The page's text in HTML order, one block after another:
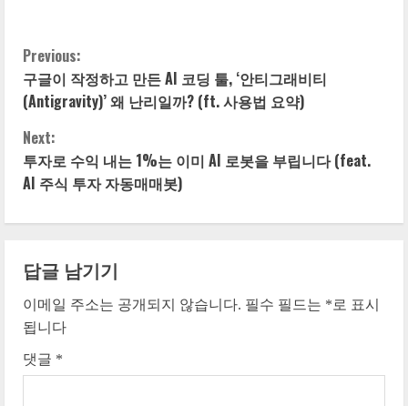
C
o
n
t
i
u
e
R
Previous:
구글이 작정하고 만든 AI 코딩 툴, ‘안티그래비티
(Antigravity)’ 왜 난리일까? (ft. 사용법 요약)
Next:
투자로 수익 내는 1%는 이미 AI 로봇을 부립니다 (feat.
AI 주식 투자 자동매매봇)
답글 남기기
이메일 주소는 공개되지 않습니다. 필수 필드는 * 로 표시
됩니다
댓글 *